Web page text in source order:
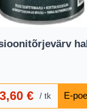
€ tk